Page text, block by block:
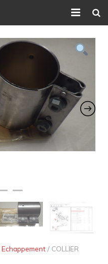
Echappement / COLLIER